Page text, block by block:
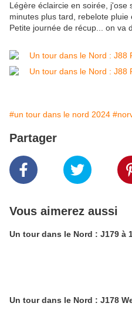
Légère éclaircie en soirée, j'ose
minutes plus tard, rebelote pluie
Petite journée de récup... on va
#un tour dans le nord 2024
Partager
Vous aimerez aussi
Un tour dans le Nord : J179 à
Un tour dans le Nord : J178